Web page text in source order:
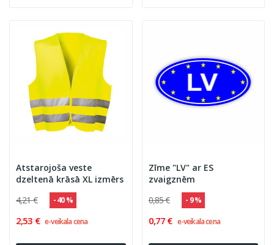
Atstarojoša veste
dzeltenā krāsā XL izmērs
4,21 €
- 40 %
2,53 € e-veikala cena
Zīme "LV" ar ES
zvaigznēm
0,85 €
- 9 %
0,77 € e-veikala cena